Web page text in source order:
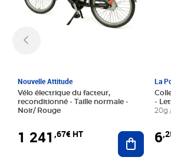
Nouvelle Attitude
Vélo électrique du facteur,
reconditionné - Taille normale -
Noir/ Rouge
1 241 ,67€ HT Ajouter
La
-
20g
6